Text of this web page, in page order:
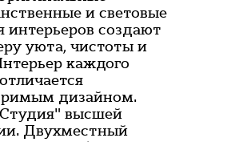
и световые
интерьеров создают
уюта, чистоты и
каждого
дизайном.
высшей
Двухместный